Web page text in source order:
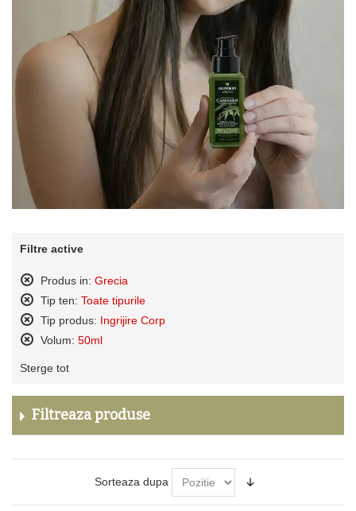
Filtre active
Produs in: Grecia
Sterge
acest
produs
Tip ten: Toate tipurile
Sterge
acest
produs
Tip produs: Ingrijire Corp
Sterge
acest
produs
Volum: 50ml
acest
Sterge tot
Filtreaza produse
Sorteaza dupa